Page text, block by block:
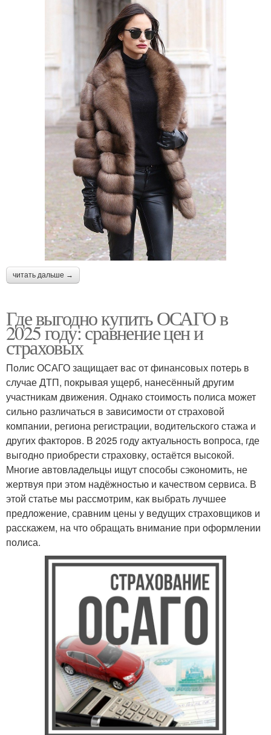
читать дальше →
Где выгодно купить ОСАГО в
2025 году: сравнение цен и
страховых
Полис ОСАГО защищает вас от финансовых потерь в
случае ДТП, покрывая ущерб, нанесённый другим
участникам движения. Однако стоимость полиса может
сильно различаться в зависимости от страховой
компании, региона регистрации, водительского стажа и
других факторов. В 2025 году актуальность вопроса, где
выгодно приобрести страховку, остаётся высокой.
Многие автовладельцы ищут способы сэкономить, не
жертвуя при этом надёжностью и качеством сервиса. В
этой статье мы рассмотрим, как выбрать лучшее
предложение, сравним цены у ведущих страховщиков и
расскажем, на что обращать внимание при оформлении
полиса.